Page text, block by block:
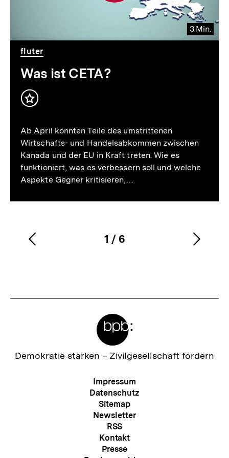
3 Min.
Video
Dauer
3
Min.
fluter
Was ist CETA?
Inhalt
Ab April könnten Teile des umstrittenen
Wirtschafts- und Handelsabkommen zwischen
Kanada und der EU in Kraft treten. Wie es
funktioniert, was es verbessern soll und welche
Aspekte Gegner kritisieren,…
Karussellinhalt
1
von
/ 6
Vorherigen
Zur
Demokratie stärken – Zivilgesellschaft fördern
Meta-
Navigation
Impressum
Datenschutz
Sitemap
Newsletter
RSS
Kontakt
Presse